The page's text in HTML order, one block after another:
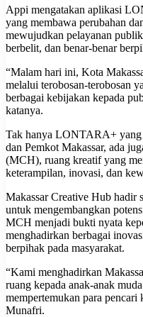
Appi mengatakan aplikasi
yang membawa perubahan
mewujudkan pelayanan
berbelit, dan benar-benar
‎“Malam hari ini, Kota
melalui terobosan-terobosan
berbagai kebijakan kepada
katanya.
‎Tak hanya LONTARA+ yang
dan Pemkot Makassar, ada
(MCH), ruang kreatif yang
keterampilan, inovasi, dan
Makassar Creative Hub hadir
untuk mengembangkan
MCH menjadi bukti nyata
menghadirkan berbagai
berpihak pada masyarakat.
‎“Kami menghadirkan
ruang kepada anak-anak
mempertemukan para
Munafri.